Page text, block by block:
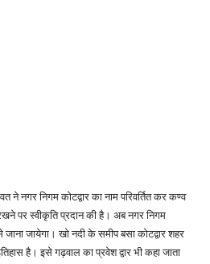
ने नगर निगम कोटद्वार का नाम परिवर्तित कर कण्व
पर स्वीकृति प्रदान की है। अब नगर निगम
जाना जायेगा। खो नदी के समीप बसा कोटद्वार शहर
है। इसे गढ़वाल का प्रवेश द्वार भी कहा जाता